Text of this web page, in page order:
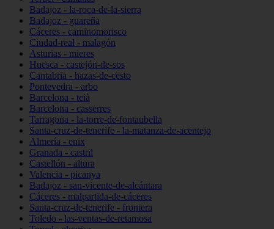
Badajoz - la-roca-de-la-sierra
Badajoz - guareña
Cáceres - caminomorisco
Ciudad-real - malagón
Asturias - mieres
Huesca - castejón-de-sos
Cantabria - hazas-de-cesto
Pontevedra - arbo
Barcelona - teià
Barcelona - casserres
Tarragona - la-torre-de-fontaubella
Santa-cruz-de-tenerife - la-matanza-de-acentejo
Almería - enix
Granada - castril
Castellón - altura
Valencia - picanya
Badajoz - san-vicente-de-alcántara
Cáceres - malpartida-de-cáceres
Santa-cruz-de-tenerife - frontera
Toledo - las-ventas-de-retamosa